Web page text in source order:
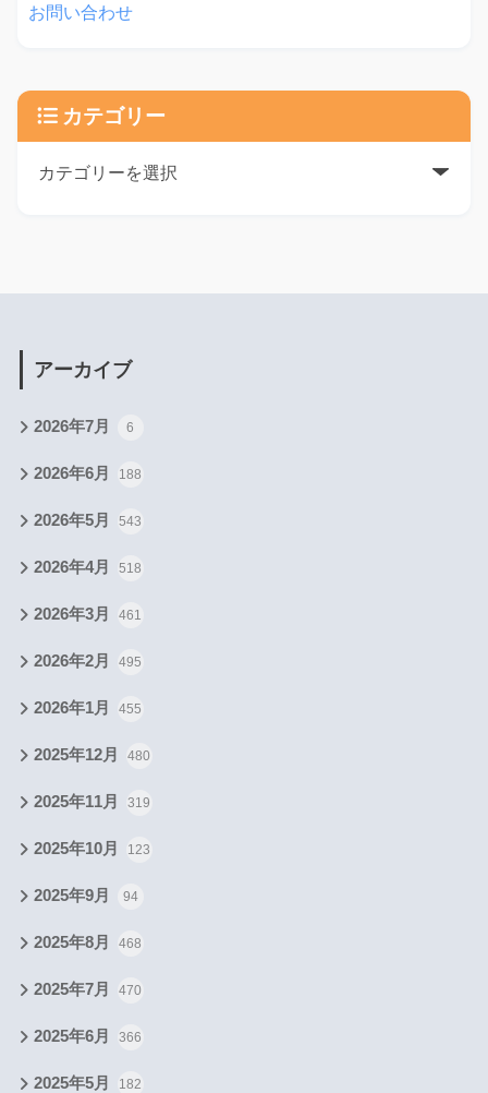
お問い合わせ
カテゴリー
アーカイブ
2026年7月 6
2026年6月 188
2026年5月 543
2026年4月 518
2026年3月 461
2026年2月 495
2026年1月 455
2025年12月 480
2025年11月 319
2025年10月 123
2025年9月 94
2025年8月 468
2025年7月 470
2025年6月 366
2025年5月 182